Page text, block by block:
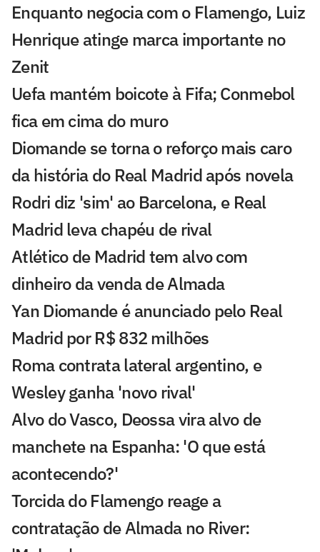
Enquanto negocia com o Flamengo, Luiz
Henrique atinge marca importante no
Zenit
Uefa mantém boicote à Fifa; Conmebol
fica em cima do muro
Diomande se torna o reforço mais caro
da história do Real Madrid após novela
Rodri diz 'sim' ao Barcelona, e Real
Madrid leva chapéu de rival
Atlético de Madrid tem alvo com
dinheiro da venda de Almada
Yan Diomande é anunciado pelo Real
Madrid por R$ 832 milhões
Roma contrata lateral argentino, e
Wesley ganha 'novo rival'
Alvo do Vasco, Deossa vira alvo de
manchete na Espanha: 'O que está
acontecendo?'
Torcida do Flamengo reage a
contratação de Almada no River: